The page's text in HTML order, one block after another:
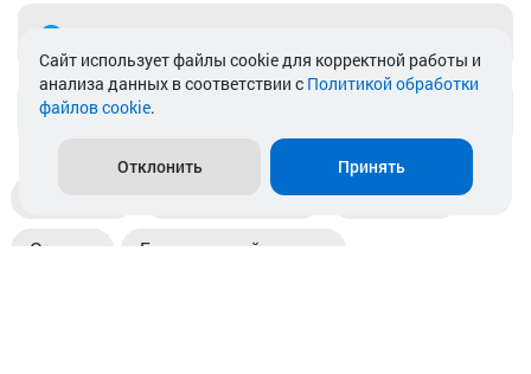
info@akkamulik.by
Пункты выдачи Магазины
Оплата Безналичный расчет
Cайт использует файлы cookie для корректной работы и
анализа данных в соответствии с Политикой обработки
файлов cookie.
Отклонить Принять